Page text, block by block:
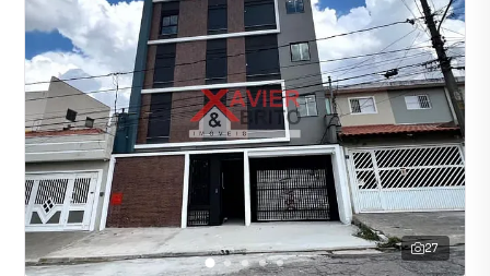
27